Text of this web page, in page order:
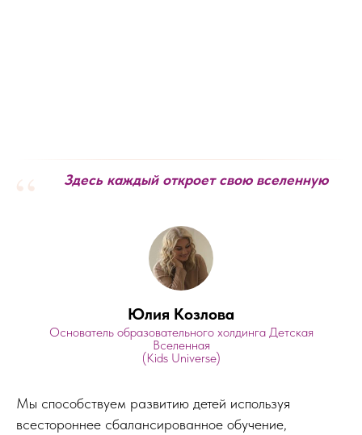
“ Здесь каждый откроет свою вселенную
Юлия Козлова
Основатель образовательного холдинга Детская
Вселенная
(Kids Universe)
Мы способствуем развитию детей используя
всестороннее сбалансированное обучение,